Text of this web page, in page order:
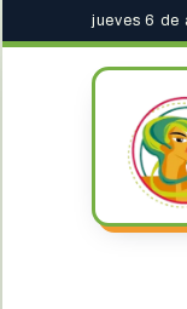
jueves 6 de